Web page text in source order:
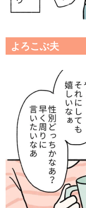
よろこぶ夫